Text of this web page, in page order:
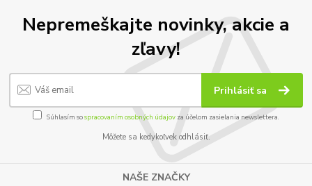
Nepremeškajte novinky, akcie a
zľavy!
Prihlásiť sa
Súhlasím sospracovaním osobných údajov za účelom zasielania newslettera.
Môžete sa kedykoľvek odhlásiť.
NAŠE ZNAČKY